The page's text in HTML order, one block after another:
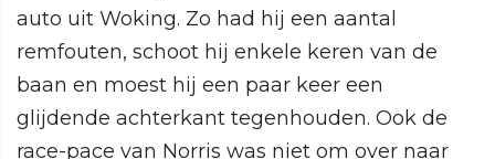
auto uit Woking. Zo had hij een aantal
remfouten, schoot hij enkele keren van de
baan en moest hij een paar keer een
glijdende achterkant tegenhouden. Ook de
race-pace van Norris was niet om over naar